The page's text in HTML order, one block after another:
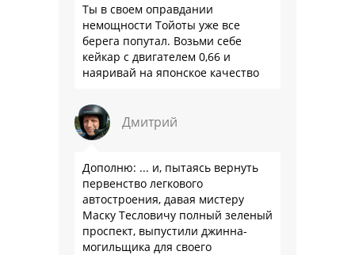
Ты в своем оправдании
немощности Тойоты уже все
берега попутал. Возьми себе
кейкар с двигателем 0,66 и
наяривай на японское качество
Дмитрий
Дополню: ... и, пытаясь вернуть
первенство легкового
автостроения, давая мистеру
Маску Тесловичу полный зеленый
проспект, выпустили джинна-
могильщика для своего